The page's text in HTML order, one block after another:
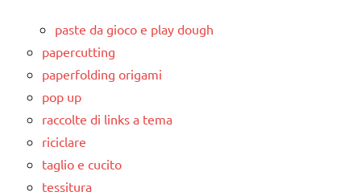
paste da gioco e play dough
papercutting
paperfolding origami
pop up
raccolte di links a tema
riciclare
taglio e cucito
tessitura